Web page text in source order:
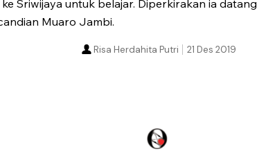
ke Sriwijaya untuk belajar. Diperkirakan ia
Muaro Jambi.
21 Des 2019
Risa Herdahita Putri